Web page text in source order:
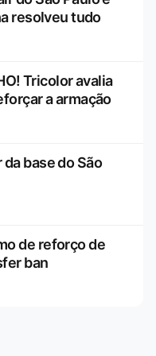
resolveu tudo
Tricolor avalia
a armação
base do São
de reforço de
ban